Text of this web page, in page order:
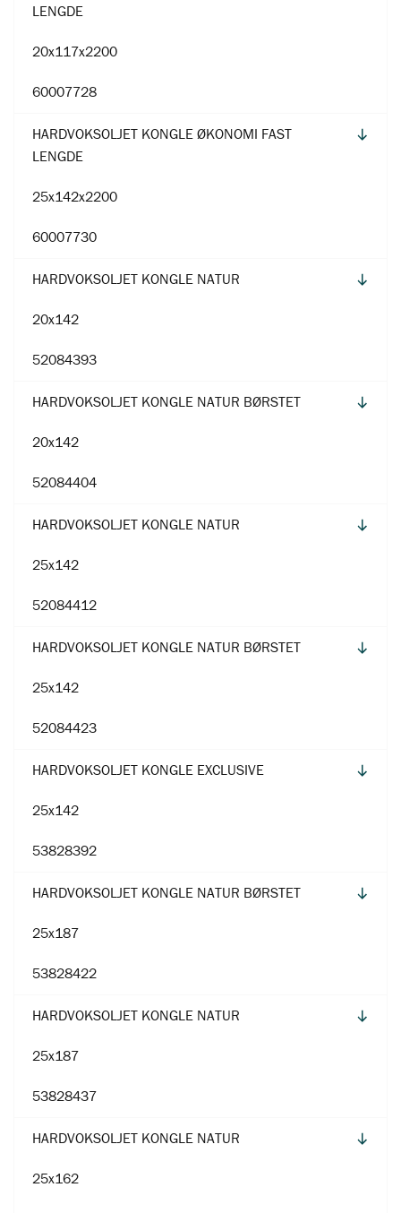
LENGDE
20x117x2200
60007728
HARDVOKSOLJET KONGLE ØKONOMI FAST
LENGDE
25x142x2200
60007730
HARDVOKSOLJET KONGLE NATUR
20x142
52084393
HARDVOKSOLJET KONGLE NATUR BØRSTET
20x142
52084404
HARDVOKSOLJET KONGLE NATUR
25x142
52084412
HARDVOKSOLJET KONGLE NATUR BØRSTET
25x142
52084423
HARDVOKSOLJET KONGLE EXCLUSIVE
25x142
53828392
HARDVOKSOLJET KONGLE NATUR BØRSTET
25x187
53828422
HARDVOKSOLJET KONGLE NATUR
25x187
53828437
HARDVOKSOLJET KONGLE NATUR
25x162